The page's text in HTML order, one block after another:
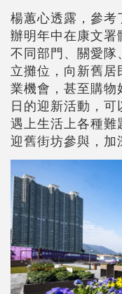
楊蕙心透露，參考
辦明年中在康文署
不同部門、關愛隊
立攤位，向新舊
業機會，甚至購物
日的迎新活動，可
遇上生活上各種難
迎舊街坊參與，加